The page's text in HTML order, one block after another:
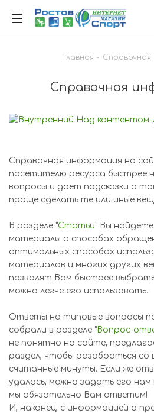
Главная - Справочная
Справочная
Справочная информация на
посетителю ресурса быстрее
вопросы и дает подсказки о
проще сделать те или иные
В разделе "Статьи" Вы
материалы о способах
оптимальных способах
материалов и многих других
позволят Вам быстрее
можно легче его использовать.
Ответы на типовые вопросы
собрали в разделе " Вопрос-
не понятно на сайте,
раздел, чтобы разобраться со
считанные минуты. Если же
удалось, можно задать его
мы обязательно Вам ответим!
И, наконец, с информацией о